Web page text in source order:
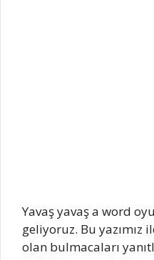
Yavaş yavaş a word
geliyoruz. Bu yazımız
olan bulmacaları